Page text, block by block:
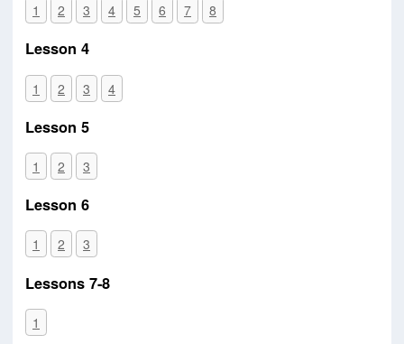
1 2 3 4 5 6 7 8
Lesson 4
1 2 3 4
Lesson 5
1 2 3
Lesson 6
1 2 3
Lessons 7-8
1